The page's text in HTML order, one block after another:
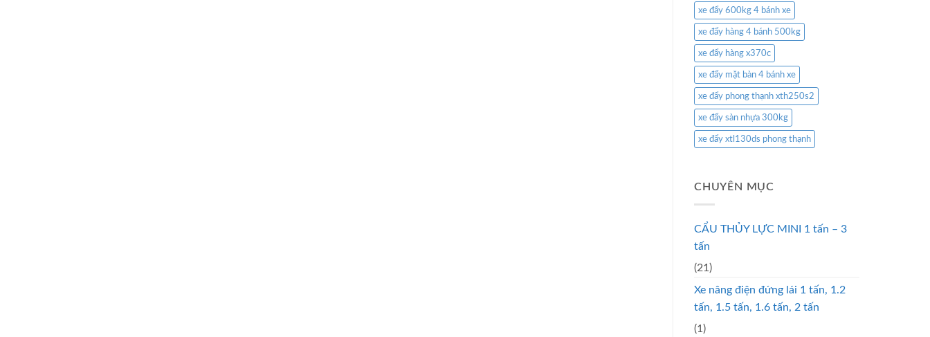
xe đẩy 600kg 4 bánh xe
xe đẩy hàng 4 bánh 500kg
xe đẩy hàng x370c
xe đẩy mặt bàn 4 bánh xe
xe đẩy phong thạnh xth250s2
xe đẩy sàn nhựa 300kg
xe đẩy xtl130ds phong thạnh
CHUYÊN MỤC
CẨU THỦY LỰC MINI 1 tấn – 3
tấn
(21)
Xe nâng điện đứng lái 1 tấn, 1.2
tấn, 1.5 tấn, 1.6 tấn, 2 tấn
(1)